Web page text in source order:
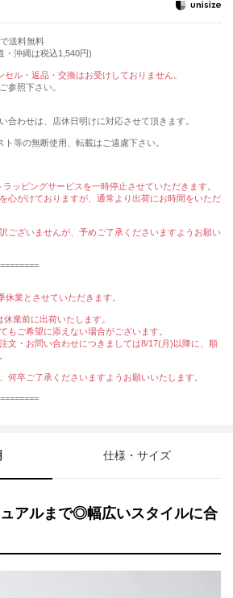
送料無料
沖縄は税込1,540円)
ル・返品・交換はお受けしておりません。
参照下さい。
合わせは、店休日明けに対応させて頂きます。
等の無断使用、転載はご遠慮下さい。
ラッピングサービスを一時停止させていただきます。
心がけておりますが、通常より出荷にお時間をいただ
ございませんが、予めご了承くださいますようお願い
業とさせていただきます。
業前に出荷いたします。
もご希望に添えない場合がございます。
文・お問い合わせにつきましては8/17(月)以降に、順
何卒ご了承くださいますようお願いいたします。
仕様・サイズ
アルまで◎幅広いスタイルに合